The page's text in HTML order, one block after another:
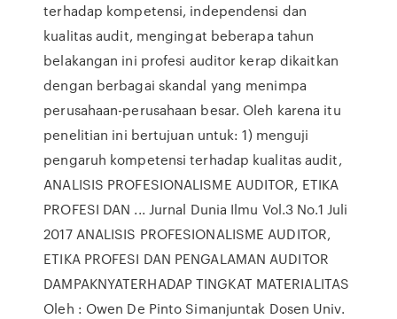
terhadap kompetensi, independensi dan
kualitas audit, mengingat beberapa tahun
belakangan ini profesi auditor kerap dikaitkan
dengan berbagai skandal yang menimpa
perusahaan-perusahaan besar. Oleh karena itu
penelitian ini bertujuan untuk: 1) menguji
pengaruh kompetensi terhadap kualitas audit,
ANALISIS PROFESIONALISME AUDITOR, ETIKA
PROFESI DAN ... Jurnal Dunia Ilmu Vol.3 No.1 Juli
2017 ANALISIS PROFESIONALISME AUDITOR,
ETIKA PROFESI DAN PENGALAMAN AUDITOR
DAMPAKNYATERHADAP TINGKAT MATERIALITAS
Oleh : Owen De Pinto Simanjuntak Dosen Univ.